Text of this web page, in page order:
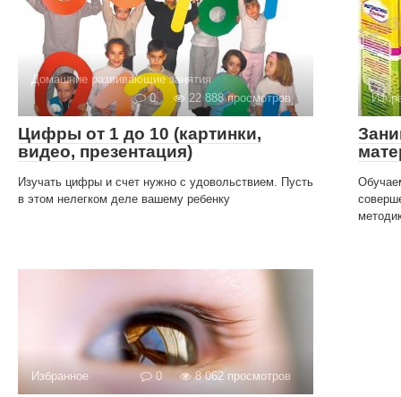
Домашние развивающие занятия
0
22 888 просмотров
Цифры от 1 до 10 (картинки,
видео, презентация)
Изучать цифры и счет нужно с удовольствием. Пусть
в этом нелегком деле вашему ребенку
Избранное 0 8 062 просмотров